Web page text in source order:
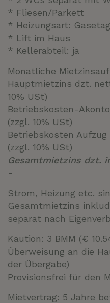
* Fliesen/Parkett
* Heizungsart:
* Lift im Haus
* Kellerabteil: ja
Monatliche
Hauptmietzins dzt.
10% USt)
Betriebskosten-
(zzgl. 10% USt)
Betriebskosten
(zzgl. 10% USt)
Gesamtmietzins dzt.
-
Strom, Heizung etc.
Gesamtmietzins
separat nach
Kaution: 3 BMM (€
Überweisung an die
der Übergabe)
Provisionsfrei für den
Mietvertrag: 5 Jahre